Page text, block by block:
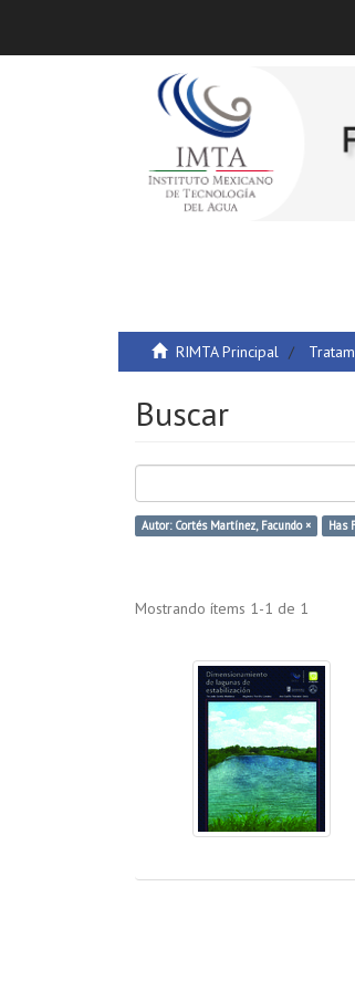
RIMTA Principal
Buscar
Autor: Cortés Martínez, Facundo × Has
Mostrando ítems 1-1 de 1